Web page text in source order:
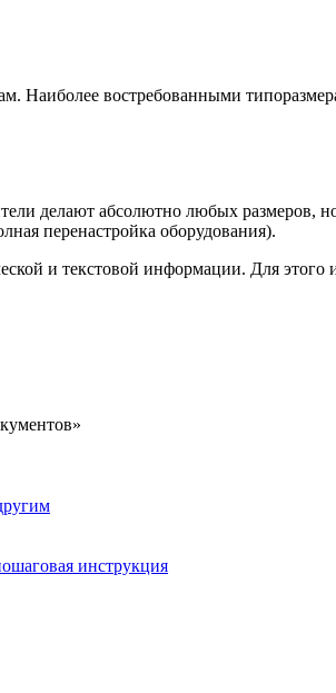
Наиболее востребованными
делают абсолютно любых размеров,
перенастройка оборудования).
и текстовой информации. Для
инструкция